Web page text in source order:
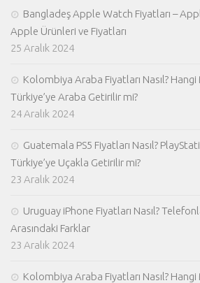
Bangladeş Apple Watch Fiyatları –
Apple Ürünleri ve Fiyatları
25 Aralık 2024
Kolombiya Araba Fiyatları Nasıl? Hangi
Türkiye’ye Araba Getirilir mi?
24 Aralık 2024
Guatemala PS5 Fiyatları Nasıl?
Türkiye’ye Uçakla Getirilir mi?
23 Aralık 2024
Uruguay iPhone Fiyatları Nasıl?
Arasındaki Farklar
23 Aralık 2024
Kolombiya Araba Fiyatları Nasıl? Hangi